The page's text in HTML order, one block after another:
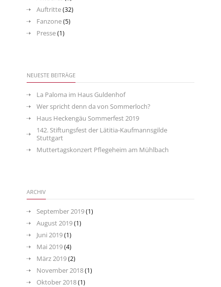
Auftritte(32)
Fanzone(5)
Presse(1)
NEUESTE BEITRÄGE
La Paloma im Haus Guldenhof
Wer spricht denn da von Sommerloch?
Haus Heckengäu Sommerfest 2019
142. Stiftungsfest der Lätitia-Kaufmannsgilde
Stuttgart
Muttertagskonzert Pflegeheim am Mühlbach
ARCHIV
September 2019(1)
August 2019(1)
Juni 2019(1)
Mai 2019(4)
März 2019(2)
November 2018(1)
Oktober 2018(1)